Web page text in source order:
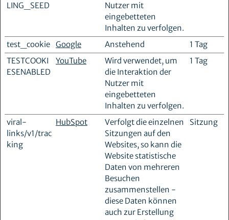
LING_SEED
Nutzer mit
eingebetteten
Inhalten zu verfolgen.
test_cookie Google Anstehend
1 Tag
TESTCOOKI
ESENABLED
YouTube
Wird verwendet, um
die Interaktion der
Nutzer mit
eingebetteten
Inhalten zu verfolgen.
1 Tag
viral-
links/v1/trac
king
HubSpot
Verfolgt die einzelnen
Sitzungen auf den
Websites, so kann die
Website statistische
Daten von mehreren
Besuchen
zusammenstellen -
diese Daten können
auch zur Erstellung
Sitzung